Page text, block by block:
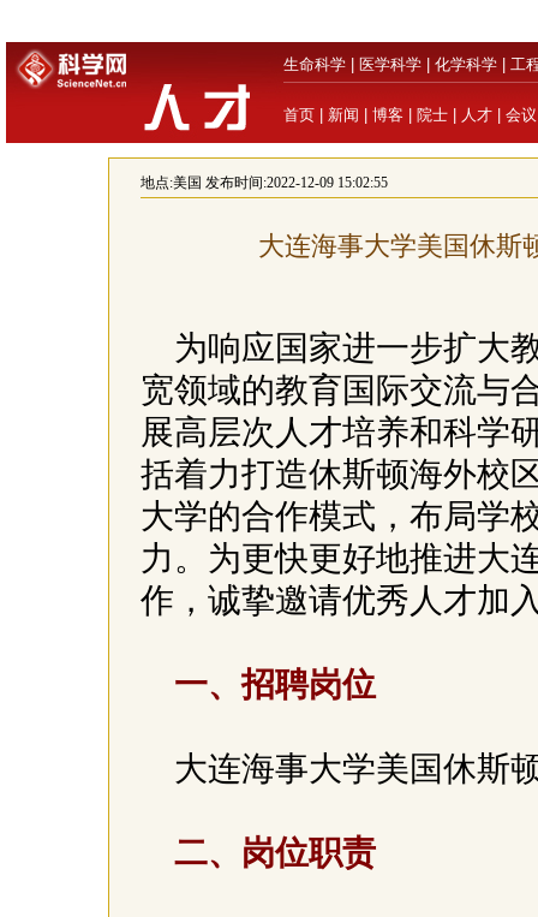
生命科学 医学科学 化学科学 工
首页 新闻 博客 院士 人才 会议
地点:美国 发布时间:2022-12-09 15:02:55
大连海事大学美国休斯
为响应国家进一步扩大
宽领域的教育国际交流与
展高层次人才培养和科学
括着力打造休斯顿海外校
大学的合作模式，布局学
力。为更快更好地推进大
作，诚挚邀请优秀人才加
一、招聘岗位
大连海事大学美国休斯
二、岗位职责